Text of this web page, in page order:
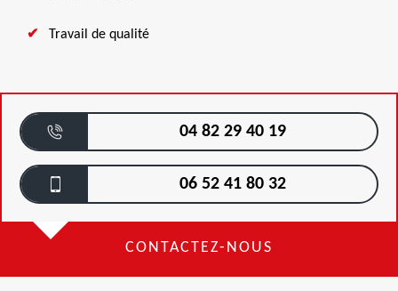
Travail de qualité
04 82 29 40 19
06 52 41 80 32
CONTACTEZ-NOUS